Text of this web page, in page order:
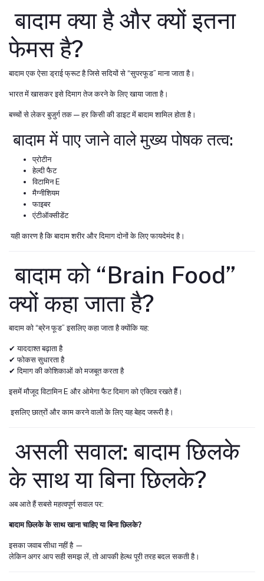
बादाम क्या है और क्यों इतना
फेमस है?
बादाम एक ऐसा ड्राई फ्रूट है जिसे सदियों से “सुपरफूड” माना जाता है।
भारत में खासकर इसे दिमाग तेज करने के लिए खाया जाता है।
बच्चों से लेकर बुजुर्ग तक — हर किसी की डाइट में बादाम शामिल होता है।
बादाम में पाए जाने वाले मुख्य पोषक तत्व:
प्रोटीन
हेल्दी फैट
विटामिन E
मैग्नीशियम
फाइबर
एंटीऑक्सीडेंट
यही कारण है कि बादाम शरीर और दिमाग दोनों के लिए फायदेमंद है।
बादाम को “Brain Food”
क्यों कहा जाता है?
बादाम को “ब्रेन फूड” इसलिए कहा जाता है क्योंकि यह:
✔ याददाश्त बढ़ाता है
✔ फोकस सुधारता है
✔ दिमाग की कोशिकाओं को मजबूत करता है
इसमें मौजूद विटामिन E और ओमेगा फैट दिमाग को एक्टिव रखते हैं।
इसलिए छात्रों और काम करने वालों के लिए यह बेहद जरूरी है।
असली सवाल: बादाम छिलके
के साथ या बिना छिलके?
अब आते हैं सबसे महत्वपूर्ण सवाल पर:
बादाम छिलके के साथ खाना चाहिए या बिना छिलके?
इसका जवाब सीधा नहीं है —
लेकिन अगर आप सही समझ लें, तो आपकी हेल्थ पूरी तरह बदल सकती है।